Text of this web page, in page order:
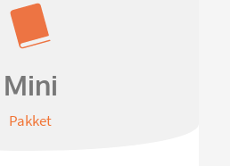
Mini
Pakket